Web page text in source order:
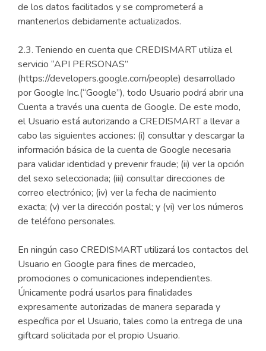
de los datos facilitados y se comprometerá a
mantenerlos debidamente actualizados.
2.3. Teniendo en cuenta que CREDISMART utiliza el
servicio “API PERSONAS”
(https://developers.google.com/people) desarrollado
por Google Inc.(“Google”), todo Usuario podrá abrir una
Cuenta a través una cuenta de Google. De este modo,
el Usuario está autorizando a CREDISMART a llevar a
cabo las siguientes acciones: (i) consultar y descargar la
información básica de la cuenta de Google necesaria
para validar identidad y prevenir fraude; (ii) ver la opción
del sexo seleccionada; (iii) consultar direcciones de
correo electrónico; (iv) ver la fecha de nacimiento
exacta; (v) ver la dirección postal; y (vi) ver los números
de teléfono personales.
En ningún caso CREDISMART utilizará los contactos del
Usuario en Google para fines de mercadeo,
promociones o comunicaciones independientes.
Únicamente podrá usarlos para finalidades
expresamente autorizadas de manera separada y
específica por el Usuario, tales como la entrega de una
giftcard solicitada por el propio Usuario.